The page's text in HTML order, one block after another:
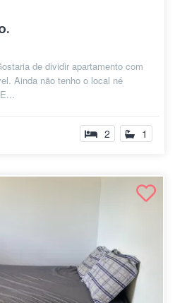
de dividir apartamento com
Ainda não tenho o local né
2 1